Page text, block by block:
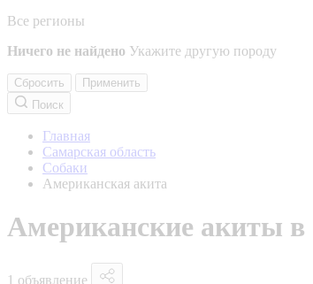
Все регионы
Ничего не найдено Укажите другую породу
Сбросить
Применить
Поиск
Главная
Самарская область
Собаки
Американская акита
Американские акиты в
1 объявление